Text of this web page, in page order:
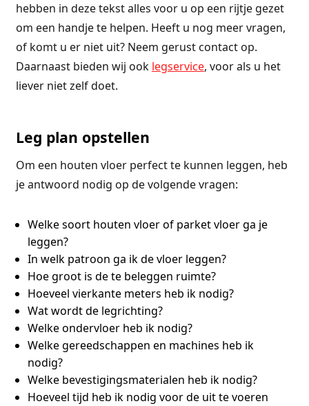
hebben in deze tekst alles voor u op een rijtje gezet
om een handje te helpen. Heeft u nog meer vragen,
of komt u er niet uit? Neem gerust contact op.
Daarnaast bieden wij ook legservice, voor als u het
liever niet zelf doet.
Leg plan opstellen
Om een houten vloer perfect te kunnen leggen, heb
je antwoord nodig op de volgende vragen:
Welke soort houten vloer of parket vloer ga je
leggen?
In welk patroon ga ik de vloer leggen?
Hoe groot is de te beleggen ruimte?
Hoeveel vierkante meters heb ik nodig?
Wat wordt de legrichting?
Welke ondervloer heb ik nodig?
Welke gereedschappen en machines heb ik
nodig?
Welke bevestigingsmaterialen heb ik nodig?
Hoeveel tijd heb ik nodig voor de uit te voeren